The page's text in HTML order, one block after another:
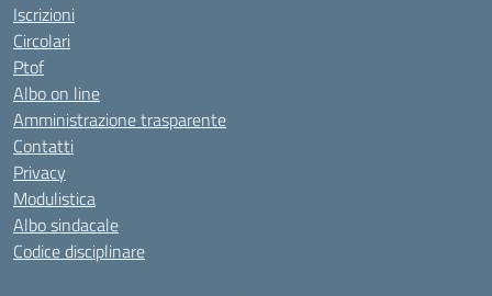
Iscrizioni
Circolari
Ptof
Albo on line
Amministrazione trasparente
Contatti
Privacy
Modulistica
Albo sindacale
Codice disciplinare